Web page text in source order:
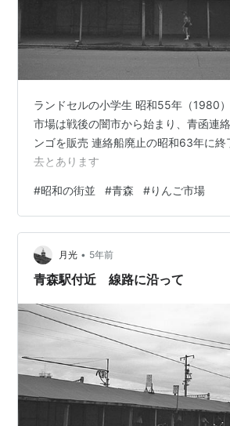
ランドセルの小学生 昭和55年（1980
市場は戦後の闇市から始まり、青函連
ンゴを販売 連絡船廃止の昭和63年に
去とあります
#昭和の街並 #青森 #りんご市場
月光 • 5年前
青森駅付近 線路に沿って